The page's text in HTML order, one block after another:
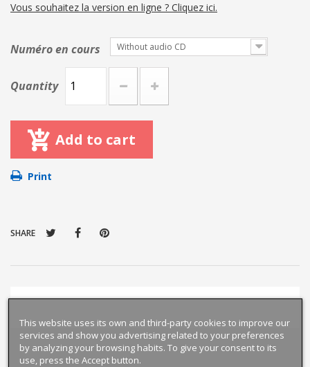
Vous souhaitez la version en ligne ? Cliquez ici.
Numéro en cours Without audio CD
Quantity
Add to cart
Print
SHARE
This website uses its own and third-party cookies to improve our
services and show you advertising related to your preferences
by analyzing your browsing habits. To give your consent to its
use, press the Accept button.